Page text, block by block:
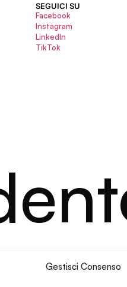
Gestisci Consenso
SEGUICI SU
Facebook
Instagram
LinkedIn
TikTok